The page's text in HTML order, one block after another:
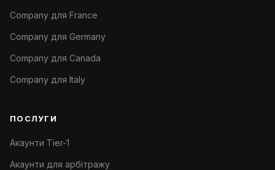
Company для France
Company для Germany
Company для Canada
Company для Italy
ПОСЛУГИ
Акаунти Tier-1
Акаунти для арбітражу